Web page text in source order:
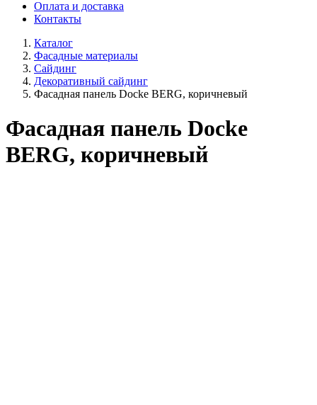
Оплата и доставка
Контакты
Каталог
Фасадные материалы
Сайдинг
Декоративный сайдинг
Фасадная панель Docke BERG, коричневый
Фасадная панель Docke
BERG, коричневый